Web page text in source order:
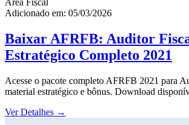
Área Fiscal
Adicionado em: 05/03/2026
Baixar AFRFB: Auditor
Estratégico Completo 2021
Acesse o pacote completo AFRFB 2021 para
material estratégico e bônus. Download
Ver Detalhes →